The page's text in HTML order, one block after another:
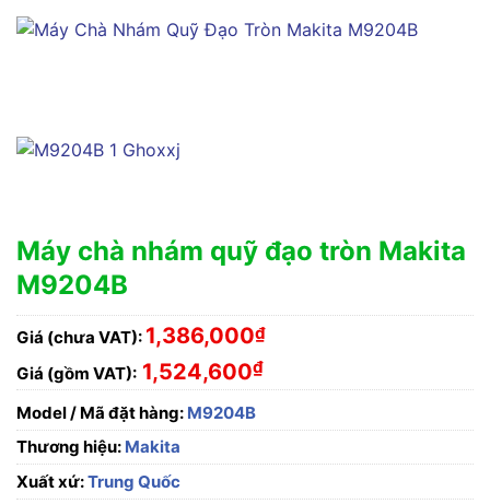
Máy chà nhám quỹ đạo tròn Makita
M9204B
Giá (chưa VAT): 1,386,000₫
Giá (gồm VAT): 1,524,600₫
Model / Mã đặt hàng: M9204B
Thương hiệu: Makita
Xuất xứ:Trung Quốc